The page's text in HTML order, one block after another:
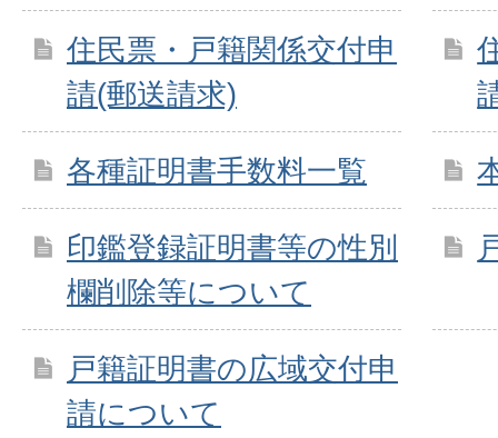
住民票・戸籍関係交付申
請(郵送請求)
各種証明書手数料一覧
印鑑登録証明書等の性別
欄削除等について
戸籍証明書の広域交付申
請について